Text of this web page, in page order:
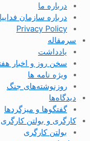
درباره ما
درباره سازمان
Privacy Policy
سرمقاله
یادداشت
سخن روز و اخبار
ویژه نامه ها
روزنوشته‌های جنگ
دیدگاه‌ها
گفتگوها و میزگردها
کارگری و بولتن کارگری
بولتن کارگری